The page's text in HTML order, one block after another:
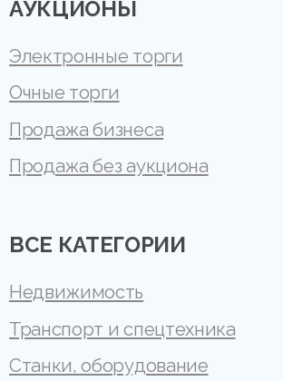
АУКЦИОНЫ
Электронные торги
Очные торги
Продажа бизнеса
Продажа без аукциона
ВСЕ КАТЕГОРИИ
Недвижимость
Транспорт и спецтехника
Станки, оборудование